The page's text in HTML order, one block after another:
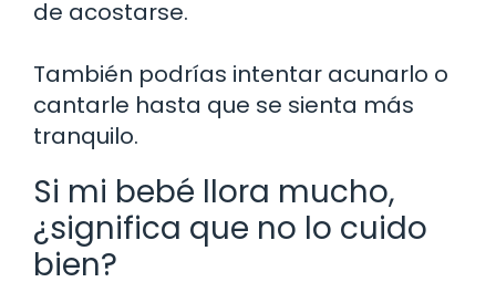
de acostarse.
También podrías intentar acunarlo o
cantarle hasta que se sienta más
tranquilo.
Si mi bebé llora mucho,
¿significa que no lo cuido
bien?